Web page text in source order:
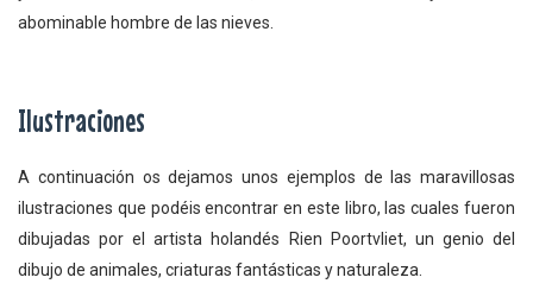
abominable hombre de las nieves.
Ilustraciones
A continuación os dejamos unos ejemplos de las maravillosas
ilustraciones que podéis encontrar en este libro, las cuales fueron
dibujadas por el artista holandés Rien Poortvliet, un genio del
dibujo de animales, criaturas fantásticas y naturaleza.